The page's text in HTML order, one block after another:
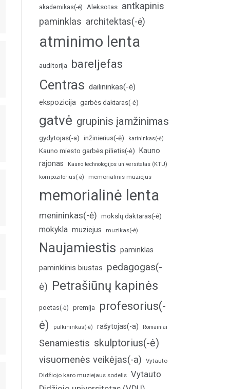
akademikas(-ė) Aleksotas antkapinis
paminklas architektas(-ė)
atminimo lenta
auditorija bareljefas
Centras dailininkas(-ė)
ekspozicija garbės daktaras(-ė)
gatvė grupinis įamžinimas
gydytojas(-a) inžinierius(-ė) karininkas(-ė)
Kauno miesto garbės pilietis(-ė)
Kauno
rajonas
Kauno technologijos universitetas (KTU)
kompozitorius(-ė)
memorialinis muziejus
memorialinė lenta
menininkas(-ė) mokslų daktaras(-ė)
mokykla muziejus muzikas(-ė)
Naujamiestis paminklas
paminklinis biustas pedagogas(-
ė) Petrašiūnų kapinės
poetas(-ė) premija
profesorius(-
ė)
pulkininkas(-ė) rašytojas(-a) Romainiai
Senamiestis skulptorius(-ė)
visuomenės veikėjas(-a)
Vytauto
Didžiojo karo muziejaus sodelis Vytauto